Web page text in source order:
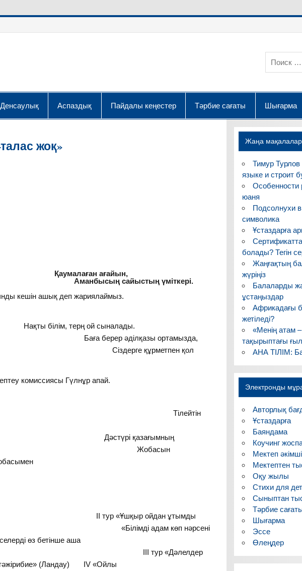
Денсаулық Аспаздық Пайдалы кеңестер Тәрбие сағаты Шығарма
жоқ»
ақ арманы, үміттері,
ағайын,
сайыстың үміткері.
кешін ашық деп жариялаймыз.
сыналады.
ортамызда,
қол
комиссиясы Гүлнұр апай.
тілегі екен, Тілейтін
Жобасын
ойдан ұтымды
адам көп нәрсені
өз бетінше аша
«Дәлелдер
тәжірибие» (Ландау) IV «Ойлы
Жаңа мақалалар
Тимур Турлов
языке и строит
Особенности
юаня
Подсолнухи
символика
Ұстаздарға
болады? Тегін
Жаңғақтың
жүріңіз
Балаларды
ұстаңыздар
Африкадағы
жетіледі?
«Менің атам
тақырыптағы
АНА ТІЛІМ:
Электронды
Авторлық
Ұстаздарға
Баяндама
Коучинг
Мектеп
Мектептен
Оқу жылы
Стихи для
Сыныптан
Тәрбие
Шығарма
Эссе
Өлеңдер